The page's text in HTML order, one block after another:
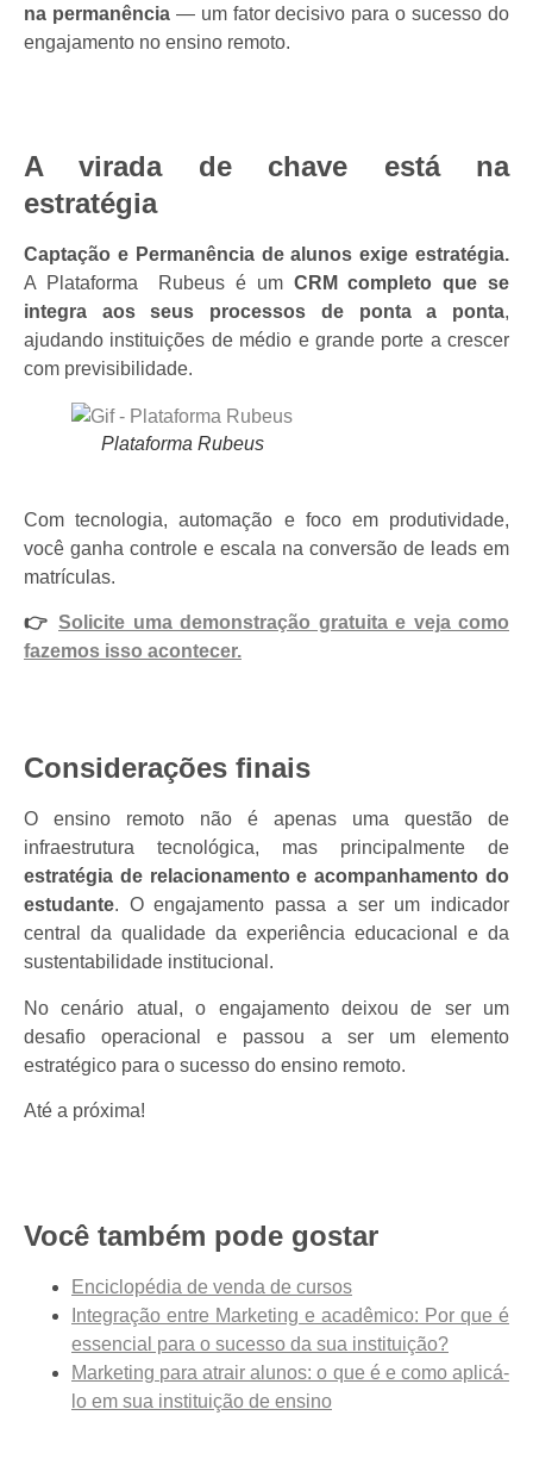
na permanência— um fator decisivo para o sucesso do
engajamento no ensino remoto.
A virada de chave está na
estratégia
Captação e Permanência de alunos exige estratégia.
A Plataforma Rubeus é um CRM completo que se
integra aos seus processos de ponta a ponta,
ajudando instituições de médio e grande porte a crescer
com previsibilidade.
Plataforma Rubeus
Com tecnologia, automação e foco em produtividade,
você ganha controle e escala na conversão de leads em
matrículas.
👉 Solicite uma demonstração gratuita e veja como
fazemos isso acontecer.
Considerações finais
O ensino remoto não é apenas uma questão de
infraestrutura tecnológica, mas principalmente de
estratégia de relacionamento e acompanhamento do
estudante. O engajamento passa a ser um indicador
central da qualidade da experiência educacional e da
sustentabilidade institucional.
No cenário atual, o engajamento deixou de ser um
desafio operacional e passou a ser um elemento
estratégico para o sucesso do ensino remoto.
Até a próxima!
Você também pode gostar
Enciclopédia de venda de cursos
Integração entre Marketing e acadêmico: Por que é
essencial para o sucesso da sua instituição?
Marketing para atrair alunos: o que é e como aplicá-
lo em sua instituição de ensino